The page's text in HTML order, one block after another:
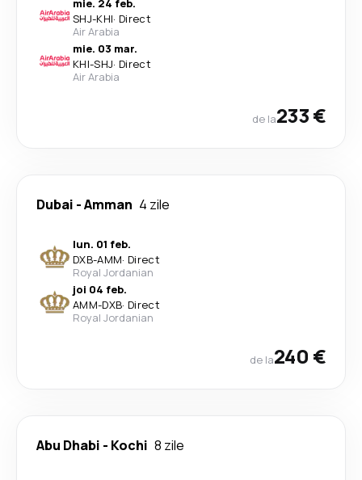
mie. 24 feb.
SHJ-KHI· Direct
Air Arabia
mie. 03 mar.
KHI-SHJ· Direct
Air Arabia
de la233 €
Dubai -Amman 4 zile
lun. 01 feb.
DXB-AMM· Direct
Royal Jordanian
joi 04 feb.
AMM-DXB· Direct
Royal Jordanian
de la240 €
Abu Dhabi - Kochi 8 zile